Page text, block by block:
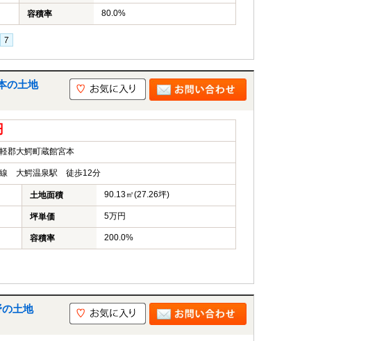
容積率 80.0%
の土地
郡大鰐町蔵館宮本
線 大鰐温泉駅 徒歩12分
土地面積 90.13㎡(27.26坪)
坪単価 5万円
容積率 200.0%
土地